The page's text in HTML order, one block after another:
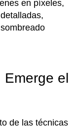
en píxeles,
el
de las técnicas